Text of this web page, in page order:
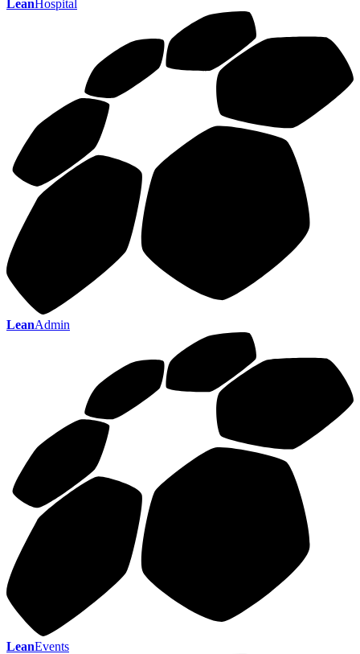
Lean Hospital
LeanAdmin
LeanEvents